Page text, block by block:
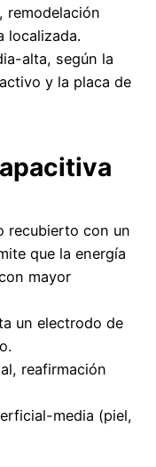
remodelación
localizada.
alta, según la
y la placa de
recubierto con un
que la energía
mayor
un electrodo de
reafirmación
media (piel,